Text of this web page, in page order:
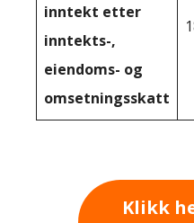
inntekt etter
inntekts-,
eiendoms- og
omsetningsskatt
Klikk